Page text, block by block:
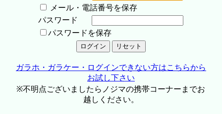
メール・電話番号を保存
パスワード
パスワードを保存
ガラホ・ガラケー・ログインできない方はこちらから
お試し下さい
※不明点ございましたらノジマの携帯コーナーまでお
越しください。